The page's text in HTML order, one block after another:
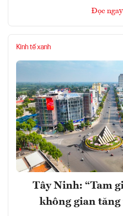
Đọc ngay
Kinh tế xanh
Tây Ninh: “Tam
không gian